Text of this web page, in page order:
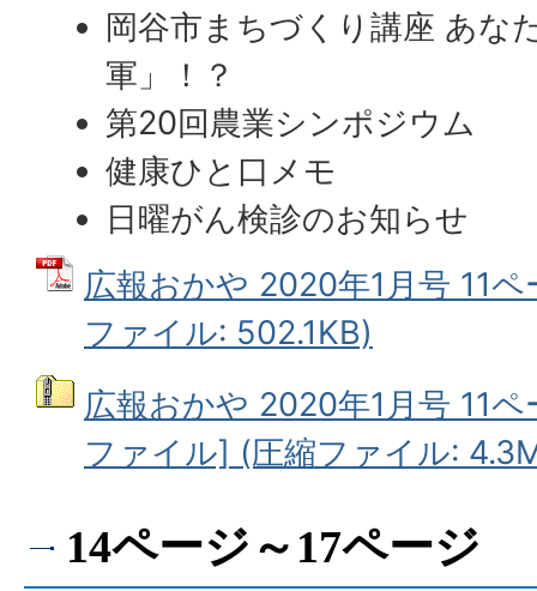
岡谷市まちづくり講座 あな
軍」！？
第20回農業シンポジウム
健康ひと口メモ
日曜がん検診のお知らせ
広報おかや 2020年1月号 11
ファイル: 502.1KB)
広報おかや 2020年1月号 11
ファイル] (圧縮ファイル:
14ページ～17ページ